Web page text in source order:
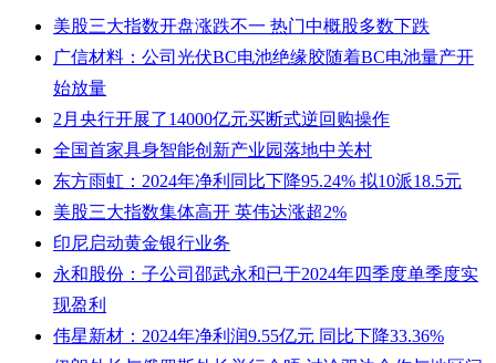
美股三大指数开盘涨跌不一 热门中概股多数下跌
广信材料：公司光伏BC电池绝缘胶随着BC电池量产开
始放量
2月央行开展了14000亿元买断式逆回购操作
全国首家具身智能创新产业园落地中关村
东方雨虹：2024年净利同比下降95.24% 拟10派18.5元
美股三大指数集体高开 英伟达涨超2%
印尼启动黄金银行业务
永和股份：子公司邵武永和已于2024年四季度单季度实
现盈利
伟星新材：2024年净利润9.55亿元 同比下降33.36%